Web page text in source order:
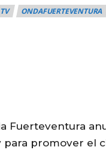
ONDAFUERTEVENTURA
Fuerteventura
para promover el